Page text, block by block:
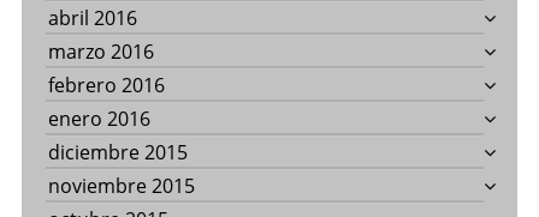
abril 2016
marzo 2016
febrero 2016
enero 2016
diciembre 2015
noviembre 2015